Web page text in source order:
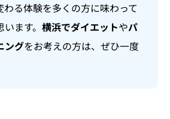
わる体験を多くの方に味わって
ます。 横浜でダイエットやパ
ングをお考えの方は、ぜひ一度